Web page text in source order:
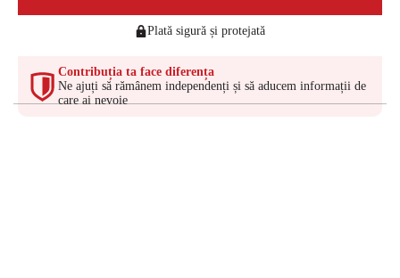
Plată sigură și protejată
Contribuția ta face diferența
Ne ajuți să rămânem independenți și să aducem informații de
care ai nevoie